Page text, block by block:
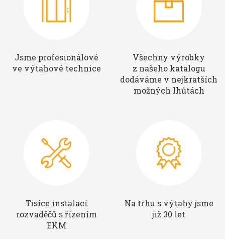
Jsme profesionálové
ve výtahové technice
Všechny výrobky
z našeho katalogu
dodáváme v nejkratších
možných lhůtách
Tisíce instalací
rozvaděčů s řízením
EKM
Na trhu s výtahy jsme
již 30 let